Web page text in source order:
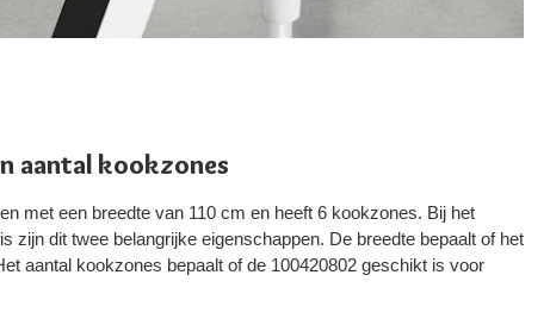
aantal kookzones
met een breedte van 110 cm en heeft 6 kookzones. Bij het
zijn dit twee belangrijke eigenschappen. De breedte bepaalt of het
aantal kookzones bepaalt of de 100420802 geschikt is voor